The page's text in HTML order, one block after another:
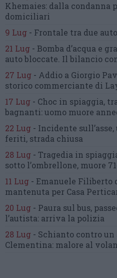
Khemaies: dalla condanna
domiciliari
9 Lug - Frontale tra due
21 Lug - Bomba d’acqua e
auto bloccate. Il bilancio
27 Lug - Addio a Giorgio
storico commerciante di
17 Lug - Choc in spiaggia,
bagnanti:uomo muore
22 Lug - Incidente
feriti, strada chiusa
28 Lug - Tragedia in
sotto l’ombrellone, muore
11 Lug - Emanuele Filiberto
mantenuta per Casa
20 Lug - Paura sul bus,
l’autista: arriva la polizia
28 Lug - Schianto contro un
Clementina: malore al